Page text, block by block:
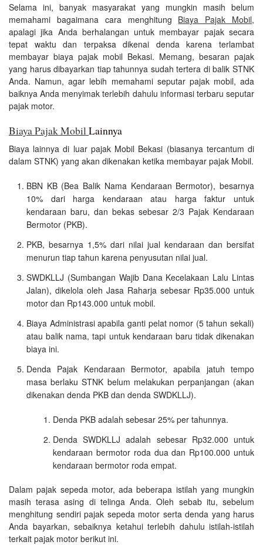
Selama ini, banyak masyarakat yang mungkin masih belum
memahami bagaimana cara menghitung Biaya Pajak Mobil,
apalagi jika Anda berhalangan untuk membayar pajak secara
tepat waktu dan terpaksa dikenai denda karena terlambat
membayar biaya pajak mobil Bekasi. Memang, besaran pajak
yang harus dibayarkan tiap tahunnya sudah tertera di balik STNK
Anda. Namun, agar lebih memahami seputar pajak mobil, ada
baiknya Anda menyimak terlebih dahulu informasi terbaru seputar
pajak motor.
Biaya Pajak MobilLainnya
Biaya lainnya di luar pajak Mobil Bekasi (biasanya tercantum di
dalam STNK) yang akan dikenakan ketika membayar pajak Mobil.
BBN KB (Bea Balik Nama Kendaraan Bermotor), besarnya
10% dari harga kendaraan atau harga faktur untuk
kendaraan baru, dan bekas sebesar 2/3 Pajak Kendaraan
Bermotor (PKB).
PKB, besarnya 1,5% dari nilai jual kendaraan dan bersifat
menurun tiap tahun karena penyusutan nilai jual.
SWDKLLJ (Sumbangan Wajib Dana Kecelakaan Lalu Lintas
Jalan), dikelola oleh Jasa Raharja sebesar Rp35.000 untuk
motor dan Rp143.000 untuk mobil.
Biaya Administrasi apabila ganti pelat nomor (5 tahun sekali)
atau balik nama, tapi untuk kendaraan baru tidak dikenakan
biaya ini.
Denda Pajak Kendaraan Bermotor, apabila jatuh tempo
masa berlaku STNK belum melakukan perpanjangan (akan
dikenakan denda PKB dan denda SWDKLLJ).
Denda PKB adalah sebesar 25% per tahunnya.
Denda SWDKLLJ adalah sebesar Rp32.000 untuk
kendaraan bermotor roda dua dan Rp100.000 untuk
kendaraan bermotor roda empat.
Dalam pajak sepeda motor, ada beberapa istilah yang mungkin
masih terasa asing di telinga Anda. Oleh sebab itu, sebelum
menghitung sendiri pajak sepeda motor serta denda yang harus
Anda bayarkan, sebaiknya ketahui terlebih dahulu istilah-istilah
terkait pajak motor berikut ini.